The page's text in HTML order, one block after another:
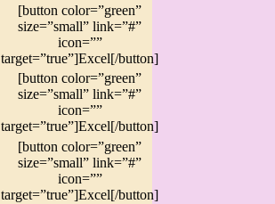
[button color=”green”
size=”small” link=”#”
icon=””
target=”true”]Excel[/button]
[button color=”green”
size=”small” link=”#”
icon=””
target=”true”]Excel[/button]
[button color=”green”
size=”small” link=”#”
icon=””
target=”true”]Excel[/button]